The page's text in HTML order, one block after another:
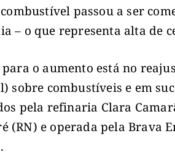
passou a ser
– o que representa alta de
o aumento está no
sobre combustíveis e em
pela refinaria Clara
(RN) e operada pela Brava